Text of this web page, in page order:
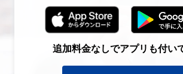
追加料金なしでアプリも付い